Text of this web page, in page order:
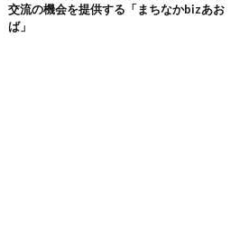
交流の機会を提供する「まちなかbizあお
ば」